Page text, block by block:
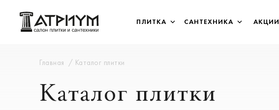
ПЛИТКА САНТЕХНИКА АКЦИИ
Главная Каталог плитки
Каталог плитки